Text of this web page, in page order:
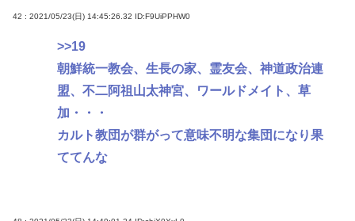
42 : 2021/05/23(日) 14:45:26.32 ID:F9UiPPHW0
>>19
朝鮮統一教会、生長の家、霊友会、神道政治連
盟、不二阿祖山太神宮、ワールドメイト、草
加・・・
カルト教団が群がって意味不明な集団になり果
ててんな